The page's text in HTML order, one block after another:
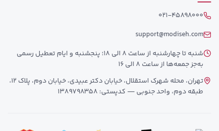
021-45898000
support@modiseh.com
شنبه تا چهارشنبه از ساعت 8 الی 18؛ پنجشنبه و ایام تعطیل رسمی
به‌جز جمعه‌ها از ساعت 8 الی 16
تهران، محله شهرک استقلال، خیابان دکتر عبیدی، خیابان دوم، پلاک 12،
طبقه دوم، واحد جنوبی — کدپستی: 1389798358